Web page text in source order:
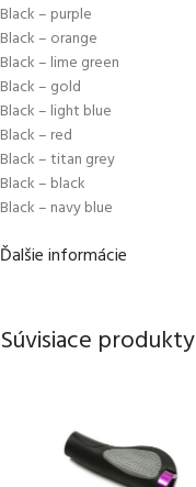
Black – purple
Black – orange
Black – lime green
Black – gold
Black – light blue
Black – red
Black – titan grey
Black – black
Black – navy blue
Ďalšie informácie
Súvisiace produkty